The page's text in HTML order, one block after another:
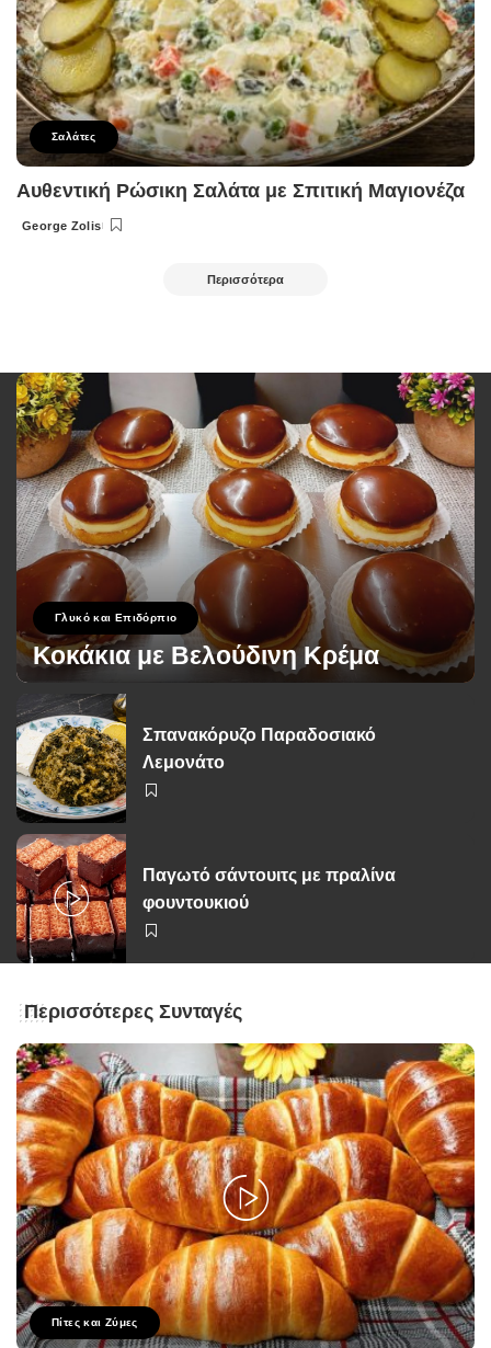
Σαλάτες
Αυθεντική Ρώσικη Σαλάτα με Σπιτική Μαγιονέζα
Posted
George Zolis
Περισσότερα
Γλυκό και Επιδόρπιο
Κοκάκια με Βελούδινη Κρέμα
Posted
by
George Zolis 19 Σεπτεμβρίου 2024
Σπανακόρυζο Παραδοσιακό
Λεμονάτο
Παγωτό σάντουιτς με πραλίνα
φουντουκιού
Περισσότερες Συνταγές
Πίτες και Ζύμες